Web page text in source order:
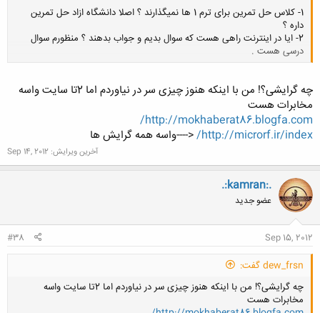
1- کلاس حل تمرین برای ترم 1 ها نمیگذارند ؟ اصلا دانشگاه ازاد حل تمرین
داره ؟
2- ایا در اینترنت راهی هست که سوال بدیم و جواب بدهند ؟ منظورم سوال
درسی هست .
چه گرایشی؟! من با اینکه هنوز چیزی سر در نیاوردم اما 2تا سایت واسه
مخابرات هست
http://mokhaberat86.blogfa.com/
http://microrf.ir/index/ <----واسه همه گرایش ها
آخرین ویرایش: Sep 14, 2012
.:kamran:.
عضو جدید
Sep 15, 2012
#38
dew_frsn گفت:
چه گرایشی؟! من با اینکه هنوز چیزی سر در نیاوردم اما 2تا سایت واسه
مخابرات هست